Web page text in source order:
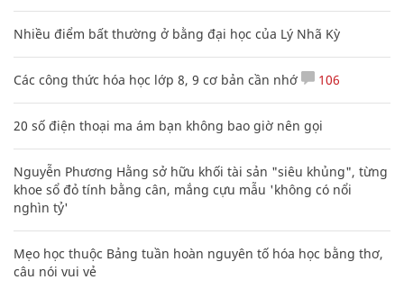
Nhiều điểm bất thường ở bằng đại học của Lý Nhã Kỳ
Các công thức hóa học lớp 8, 9 cơ bản cần nhớ 106
20 số điện thoại ma ám bạn không bao giờ nên gọi
Nguyễn Phương Hằng sở hữu khối tài sản "siêu khủng", từng
khoe sổ đỏ tính bằng cân, mắng cựu mẫu 'không có nổi
nghìn tỷ'
Mẹo học thuộc Bảng tuần hoàn nguyên tố hóa học bằng thơ,
câu nói vui vẻ